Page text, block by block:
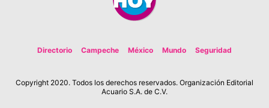
Directorio Campeche México Mundo Seguridad
Copyright 2020. Todos los derechos reservados. Organización Editorial
Acuario S.A. de C.V.